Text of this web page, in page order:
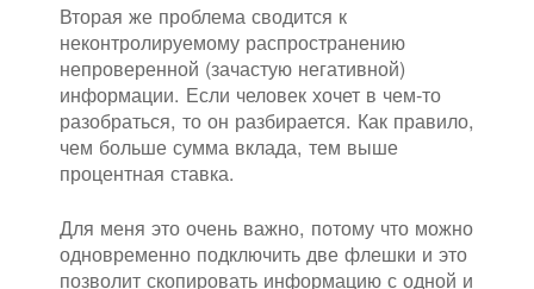
Вторая же проблема сводится к
неконтролируемому распространению
непроверенной (зачастую негативной)
информации. Если человек хочет в чем-то
разобраться, то он разбирается. Как правило,
чем больше сумма вклада, тем выше
процентная ставка.
Для меня это очень важно, потому что можно
одновременно подключить две флешки и это
позволит скопировать информацию с одной и